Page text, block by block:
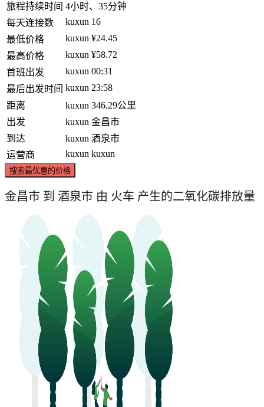
旅程持续时间 4小时、35分钟
每天连接数
kuxun 16
最低价格
kuxun ¥24.45
最高价格
kuxun ¥58.72
首班出发
kuxun 00:31
最后出发时间 kuxun 23:58
距离
kuxun 346.29公里
出发
kuxun 金昌市
到达
kuxun 酒泉市
运营商
kuxun kuxun
搜索最优惠的价格
金昌市 到 酒泉市 由 火车 产生的二氧化碳排放量